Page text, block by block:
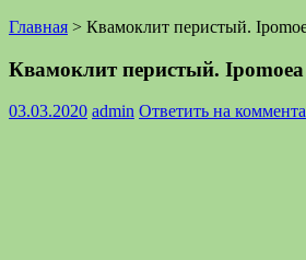
Главная > Квамоклит перистый.
Квамоклит перистый.
03.03.2020 admin Ответить на